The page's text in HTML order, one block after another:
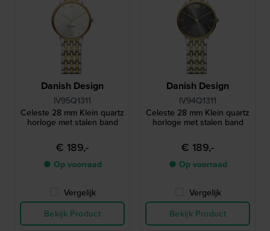
Danish Design
IV95Q1311
Celeste 28 mm Klein quartz
horloge met stalen band
€ 189,-
● Op voorraad
Vergelijk
Bekijk Product
Danish Design
IV94Q1311
Celeste 28 mm Klein quartz
horloge met stalen band
€ 189,-
● Op voorraad
Vergelijk
Bekijk Product